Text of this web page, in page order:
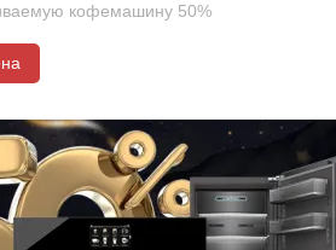
и зонты
кофемашину 50%